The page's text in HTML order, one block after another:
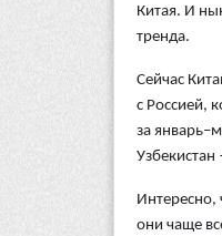
Китая. И
тренда.
Сейчас
с Россией,
за
Интересно,
они чаще